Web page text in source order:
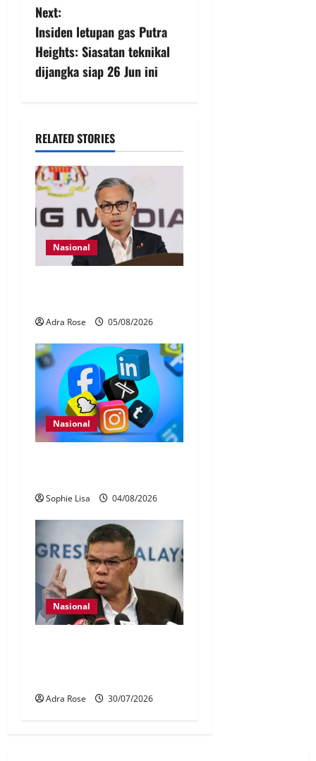
Next:
Insiden letupan gas Putra
Heights: Siasatan teknikal
dijangka siap 26 Jun ini
RELATED STORIES
Nasional
Adra Rose 05/08/2026
Nasional
Sophie Lisa 04/08/2026
Nasional
Adra Rose 30/07/2026